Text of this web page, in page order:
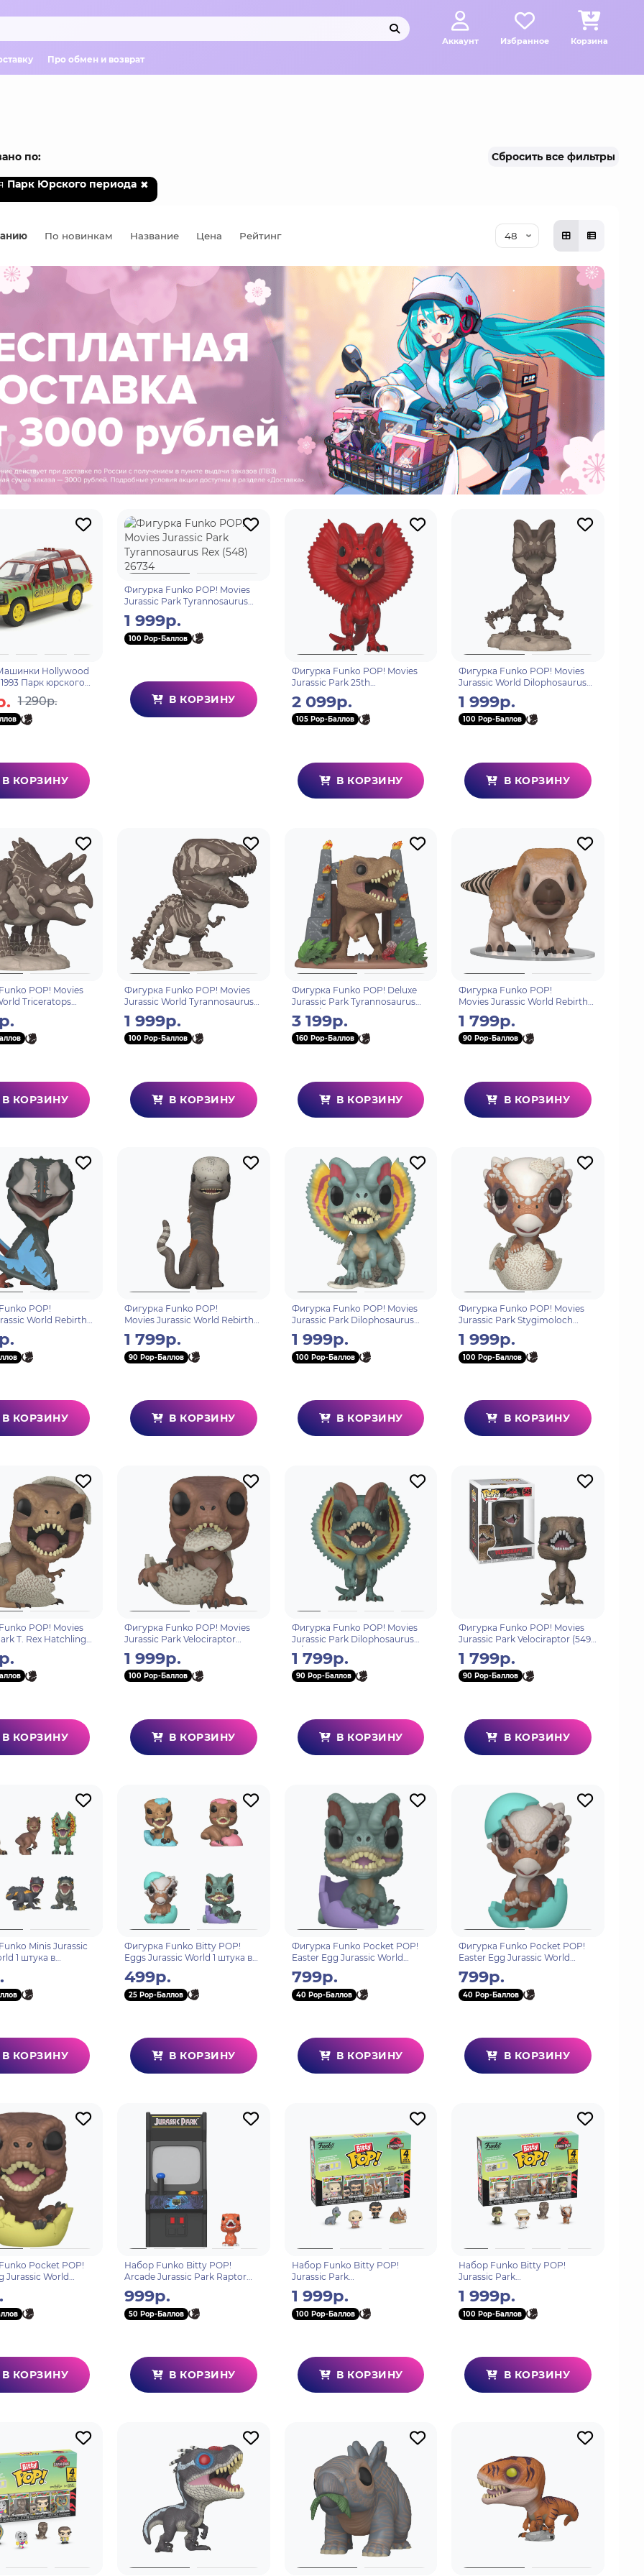
Аккаунт Избранное Корзина
Про обмен и возврат
по: Сбросить все фильтры
Парк Юрского периода
По новинкам Название Цена Рейтинг
Hollywood
1993 Парк юрского
31956
1 290р.
В КОРЗИНУ
Фигурка Funko POP! Movies
Jurassic Park Tyrannosaurus
Rex (548) 26734
1 999р.
100 Pop-Баллов
В КОРЗИНУ
Фигурка Funko POP! Movies
Jurassic Park 25th
32364
2 099р.
105 Pop-Баллов
В КОРЗИНУ
Фигурка Funko POP! Movies
Jurassic World Dilophosaurus
1 999р.
100 Pop-Баллов
В КОРЗИНУ
POP! Movies
Triceratops
В КОРЗИНУ
Фигурка Funko POP! Movies
Jurassic World Tyrannosaurus
1 999р.
100 Pop-Баллов
В КОРЗИНУ
Фигурка Funko POP! Deluxe
Jurassic Park Tyrannosaurus
Rex w/Gates (Exc) (1775) 87171
3 199р.
160 Pop-Баллов
В КОРЗИНУ
Фигурка Funko POP!
Movies Jurassic World Rebirth
1 799р.
90 Pop-Баллов
В КОРЗИНУ
POP!
World Rebirth
(1801) 86657
В КОРЗИНУ
Фигурка Funko POP!
Movies Jurassic World Rebirth
Titanosaurus (1799) 86660
1 799р.
90 Pop-Баллов
В КОРЗИНУ
Фигурка Funko POP! Movies
Jurassic Park Dilophosaurus
Hatchling (1718) 75984
1 999р.
100 Pop-Баллов
В КОРЗИНУ
Фигурка Funko POP! Movies
Jurassic Park Stygimoloch
Hatchling (1719) 75985
1 999р.
100 Pop-Баллов
В КОРЗИНУ
POP! Movies
T. Rex Hatchling
В КОРЗИНУ
Фигурка Funko POP! Movies
Jurassic Park Velociraptor
1 999р.
100 Pop-Баллов
В КОРЗИНУ
Фигурка Funko POP! Movies
Jurassic Park Dilophosaurus
1 799р.
90 Pop-Баллов
В КОРЗИНУ
Фигурка Funko POP! Movies
Jurassic Park Velociraptor (549)
1 799р.
90 Pop-Баллов
В КОРЗИНУ
Minis Jurassic
1 штука в
6) 87858
В КОРЗИНУ
Фигурка Funko Bitty POP!
Eggs Jurassic World 1 штука в
ассортименте (из 4) 89051
499р.
25 Pop-Баллов
В КОРЗИНУ
Фигурка Funko Pocket POP!
Easter Egg Jurassic World
Dilophosaurus​ 89046
799р.
40 Pop-Баллов
В КОРЗИНУ
Фигурка Funko Pocket POP!
Easter Egg Jurassic World
Stygimoloch 89047
799р.
40 Pop-Баллов
В КОРЗИНУ
Pocket POP!
Jurassic World
(Easter) 89045
В КОРЗИНУ
Набор Funko Bitty POP!
Arcade Jurassic Park Raptor
90117
999р.
50 Pop-Баллов
В КОРЗИНУ
Набор Funko Bitty POP!
Jurassic Park
Ellie+Ian+Triceratops+Brachiosa
urus (1 of 4) 4шт 92953
1 999р.
100 Pop-Баллов
В КОРЗИНУ
Набор Funko Bitty POP!
Jurassic Park
John+Tyrannosaurus+Stygimol
och+Velociraptor (1 of 4) 4шт
92954
1 999р.
100 Pop-Баллов
В КОРЗИНУ